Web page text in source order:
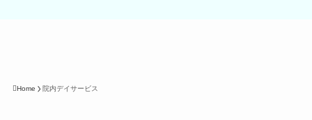
Home 院内デイサービス